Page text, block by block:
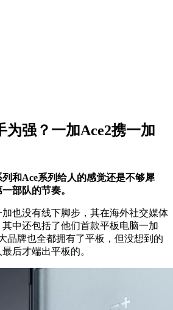
为强？一加Ace2携一加
列和Ace系列给人的感觉还是不够犀
部队的节奏。
没有线下脚步，其在海外社交媒体
中还包括了他们首款平板电脑一加
品牌也全都拥有了平板，但没想到的
后才端出平板的。